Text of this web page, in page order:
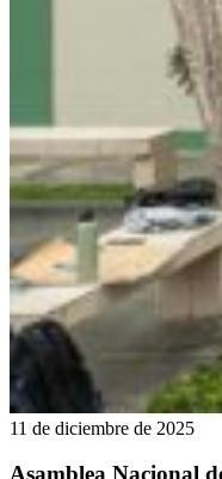
11 de diciembre de 2025